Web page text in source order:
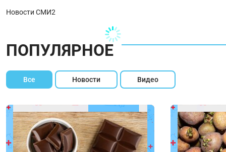
Новости СМИ2
ПОПУЛЯРНОЕ
Все Новости Видео